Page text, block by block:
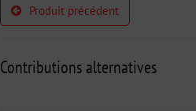
Produit précédent
Contributions alternatives